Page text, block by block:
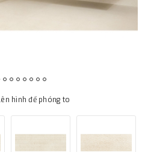
hình để phóng to